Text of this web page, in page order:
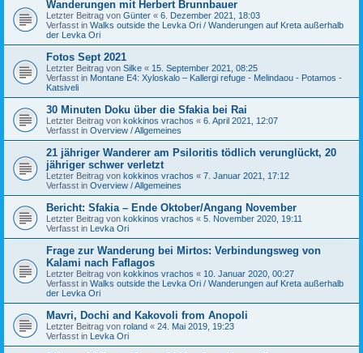
Wanderungen mit Herbert Brunnbauer
Letzter Beitrag von Günter « 6. Dezember 2021, 18:03
Verfasst in Walks outside the Levka Ori / Wanderungen auf Kreta außerhalb
der Levka Ori
Fotos Sept 2021
Letzter Beitrag von Silke « 15. September 2021, 08:25
Verfasst in Montane E4: Xyloskalo – Kallergi refuge - Melindaou - Potamos -
Katsiveli
30 Minuten Doku über die Sfakia bei Rai
Letzter Beitrag von kokkinos vrachos « 6. April 2021, 12:07
Verfasst in Overview / Allgemeines
21 jähriger Wanderer am Psiloritis tödlich verunglückt, 20
jähriger schwer verletzt
Letzter Beitrag von kokkinos vrachos « 7. Januar 2021, 17:12
Verfasst in Overview / Allgemeines
Bericht: Sfakia – Ende Oktober/Angang November
Letzter Beitrag von kokkinos vrachos « 5. November 2020, 19:11
Verfasst in Levka Ori
Frage zur Wanderung bei Mirtos: Verbindungsweg von
Kalami nach Faflagos
Letzter Beitrag von kokkinos vrachos « 10. Januar 2020, 00:27
Verfasst in Walks outside the Levka Ori / Wanderungen auf Kreta außerhalb
der Levka Ori
Mavri, Dochi and Kakovoli from Anopoli
Letzter Beitrag von roland « 24. Mai 2019, 19:23
Verfasst in Levka Ori